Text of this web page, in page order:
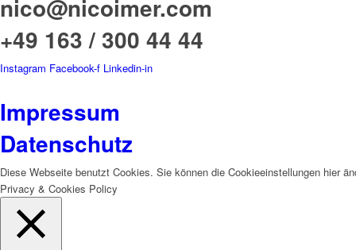
nico@nicoimer.com
+49 163 / 300 44 44
Instagram Facebook-f Linkedin-in
Impressum
Datenschutz
Diese Webseite benutzt Cookies. Sie können die Cookieeinstellungen hier
Privacy & Cookies Policy